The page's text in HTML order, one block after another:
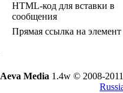
HTML-код для вставки в
сообщения
Прямая ссылка на элемент
Aeva Media 1.4w © 2008-